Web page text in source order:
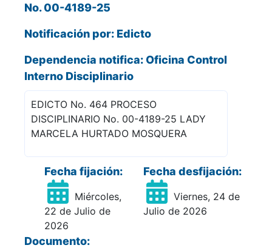
No. 00-4189-25
Notificación por: Edicto
Dependencia notifica: Oficina Control
Interno Disciplinario
EDICTO No. 464 PROCESO
DISCIPLINARIO No. 00-4189-25 LADY
MARCELA HURTADO MOSQUERA
Fecha fijación:
Miércoles,
22 de Julio de
2026
Fecha desfijación:
Viernes, 24 de
Julio de 2026
Documento: